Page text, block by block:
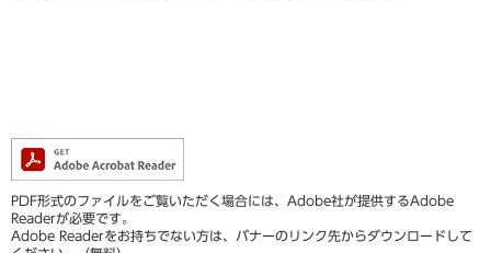
PDF形式のファイルをご覧いただく場合には、Adobe社が提供するAdobe
Readerが必要です。
Adobe Readerをお持ちでない方は、バナーのリンク先からダウンロードして